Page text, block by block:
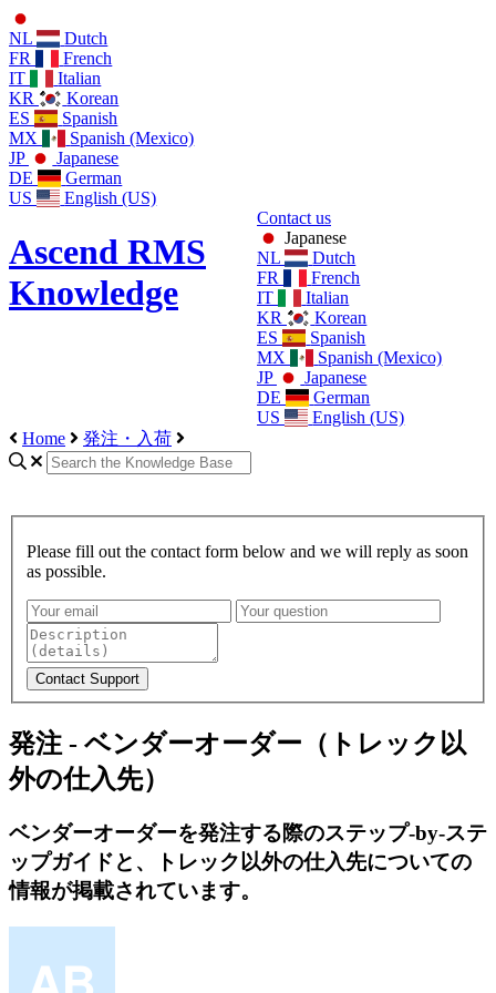
NL
Dutch
FR
French
IT
Italian
KR
Korean
ES
Spanish
MX
Spanish (Mexico)
JP
Japanese
DE
German
US
English (US)
Ascend RMS
Knowledge
Contact us
Japanese
NL
Dutch
FR
French
IT
Italian
KR
Korean
ES
Spanish
MX
Spanish (Mexico)
JP
Japanese
DE
German
US
English (US)
Home
発注・入荷
Please fill out the contact form below and we will reply as soon
as possible.
発注 - ベンダーオーダー（トレック以
外の仕入先）
ベンダーオーダーを発注する際のステップ-by-ステ
ップガイドと、トレック以外の仕入先についての
情報が掲載されています。